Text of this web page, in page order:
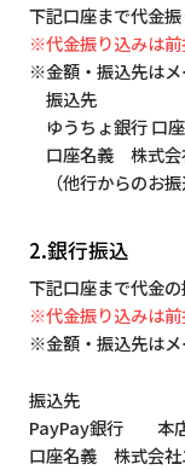
下記口座まで代金
※代金振り込みは前
※金額・振込先はメ
振込先
ゆうちょ銀行 口
口座名義 株式会
（他行からのお
2.銀行振込
下記口座まで代金
※代金振り込みは前
※金額・振込先はメ
振込先
PayPay銀行 本
口座名義 株式会